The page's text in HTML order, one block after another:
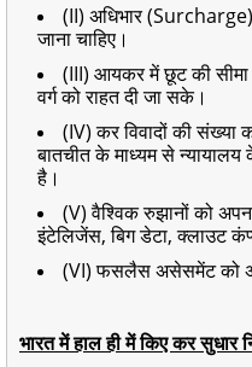
(II) अधिभार
जाना चाहिए।
(III) आयकर में छूट की सीमा
वर्ग को राहत दी जा सके।
(IV) कर विवादों की संख्या
बातचीत के माध्यम से
है।
(V) वैश्विक रुझानों को
इंटेलिजेंस, बिग डेटा, क्लाउट
(VI) फसलैस असेसमेंट को
भारत में हाल ही में किए कर सुधार